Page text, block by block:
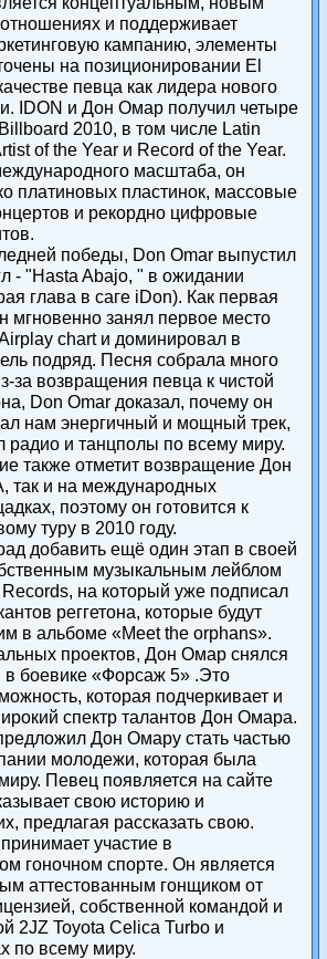
и поддерживает
кампанию, элементы
на позиционировании El
певца как лидера нового
IDON и Дон Омар получил четыре
2010, в том числе Latin
of the Year и Record of the Year.
масштаба, он
платиновых пластинок, массовые
и рекордно цифровые
победы, Don Omar выпустил
- "Hasta Abajo, " в ожидании
глава в саге iDon). Как первая
мгновенно занял первое место
chart и доминировал в
подряд. Песня собрала много
за возвращения певца к чистой
Don Omar доказал, почему он
нам энергичный и мощный трек,
радио и танцполы по всему миру.
также отметит возвращение Дон
так и на международных
поэтому он готовится к
туру в 2010 году.
добавить ещё один этап в своей
музыкальным лейблом
на который уже подписал
реггетона, которые будут
в альбоме «Meet the orphans».
проектов, Дон Омар снялся
боевике «Форсаж 5» .Это
которая подчеркивает и
спектр талантов Дон Омара.
Дон Омару стать частью
молодежи, которая была
Певец появляется на сайте
свою историю и
предлагая рассказать свою.
участие в
гоночном спорте. Он является
аттестованным гонщиком от
собственной командой и
2JZ Toyota Celica Turbo и
по всему миру.